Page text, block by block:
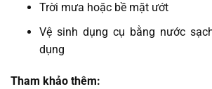
Trời mưa hoặc bề mặt ướt
Vệ sinh dụng cụ bằng nước
dụng
Tham khảo thêm: